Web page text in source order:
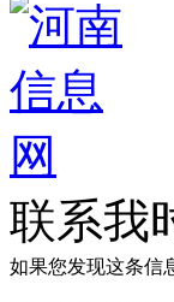
联系我
如果您发现这条信